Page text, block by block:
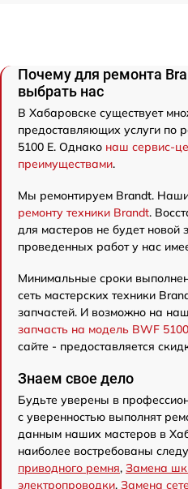
Почему для ремонта
выбрать нас
В Хабаровске существует
предоставляющих услуги по
5100 E. Однако наш сервис-
преимуществами.
Мы ремонтируем Brandt.
ремонту техники Brandt.
для мастеров не будет
проведенных работ у нас
Минимальные сроки
сеть мастерских техники
запчастей. И возможно на
запчасть на модель BWF
сайте - предоставляется
Знаем свое дело
Будьте уверены в
с уверенностью выполнят
данным наших мастеров в
наиболее востребованы
приводного ремня, Замена
электропроводки, Замена